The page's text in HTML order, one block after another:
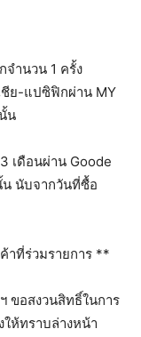
จำนวน 1 ครั้ง
ชีย-แปซิฟิกผ่าน MY
น
เดือนผ่าน Goode
น นับจากวันที่ซื้อ
าที่ร่วมรายการ **
ขอสงวนสิทธิ์ในการ
ให้ทราบล่างหน้า